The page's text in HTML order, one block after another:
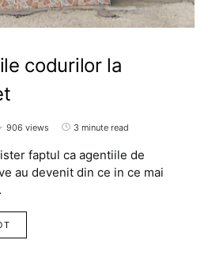
codurilor la
906 views 3 minute read
faptul ca agentiile de
au devenit din ce in ce mai